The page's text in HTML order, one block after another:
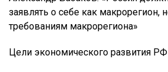
заявлять о себе как макрорегион,
требованиям макрорегиона»
Цели экономического развития РФ